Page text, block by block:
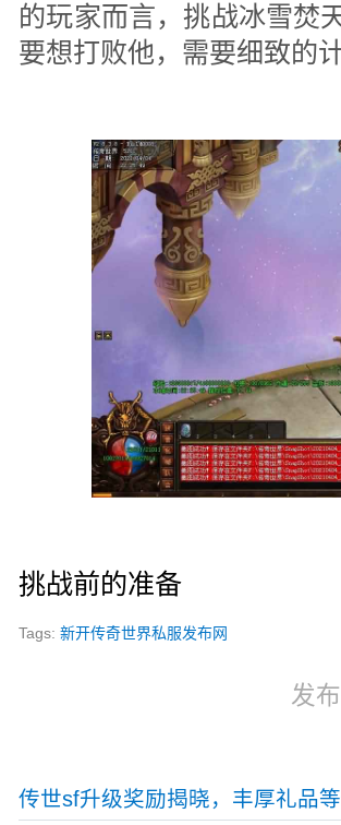
的玩家而言，挑战冰雪焚
要想打败他，需要细致的
挑战前的准备
Tags:新开传奇世界私服发布网
发
传世sf升级奖励揭晓，丰厚礼品等